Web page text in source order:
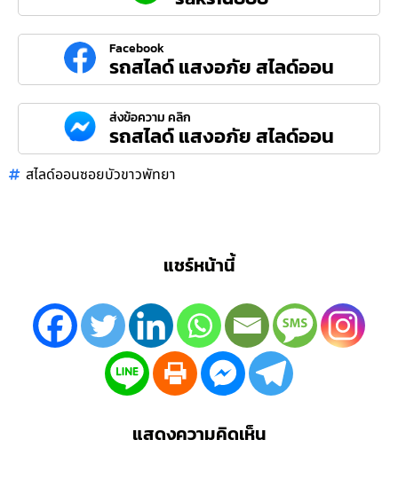
Facebook
รถสไลด์ แสงอภัย สไลด์ออน
ส่งข้อความ คลิก
รถสไลด์ แสงอภัย สไลด์ออน
สไลด์ออนซอยบัวขาวพัทยา
แชร์หน้านี้
แสดงความคิดเห็น